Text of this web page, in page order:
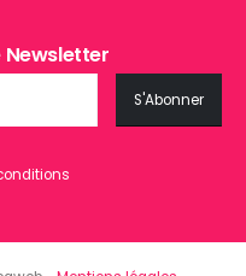
Newsletter